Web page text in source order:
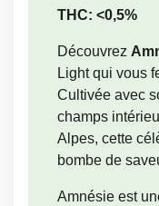
THC: <0,5%
Découvrez
Light qui vous
Cultivée avec
champs
Alpes, cette
bombe de
Amnésie est